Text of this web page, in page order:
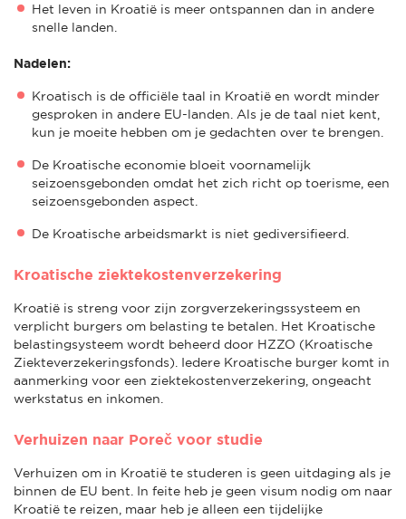
Het leven in Kroatië is meer ontspannen dan in andere
snelle landen.
Nadelen:
Kroatisch is de officiële taal in Kroatië en wordt minder
gesproken in andere EU-landen. Als je de taal niet kent,
kun je moeite hebben om je gedachten over te brengen.
De Kroatische economie bloeit voornamelijk
seizoensgebonden omdat het zich richt op toerisme, een
seizoensgebonden aspect.
De Kroatische arbeidsmarkt is niet gediversifieerd.
Kroatische ziektekostenverzekering
Kroatië is streng voor zijn zorgverzekeringssysteem en
verplicht burgers om belasting te betalen. Het Kroatische
belastingsysteem wordt beheerd door HZZO (Kroatische
Ziekteverzekeringsfonds). Iedere Kroatische burger komt in
aanmerking voor een ziektekostenverzekering, ongeacht
werkstatus en inkomen.
Verhuizen naar Poreč voor studie
Verhuizen om in Kroatië te studeren is geen uitdaging als je
binnen de EU bent. In feite heb je geen visum nodig om naar
Kroatië te reizen, maar heb je alleen een tijdelijke